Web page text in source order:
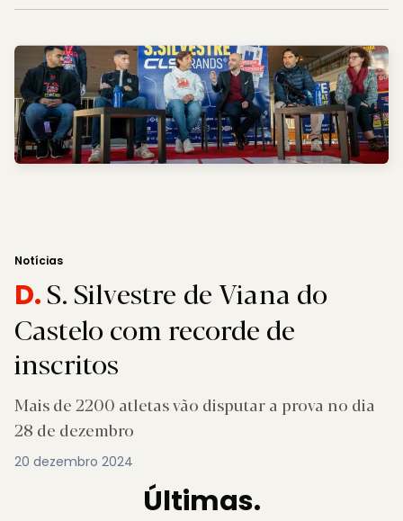
Notícias
D.S. Silvestre de Viana do
Castelo com recorde de
inscritos
Mais de 2200 atletas vão disputar a prova no dia
28 de dezembro
20 dezembro 2024
Últimas.